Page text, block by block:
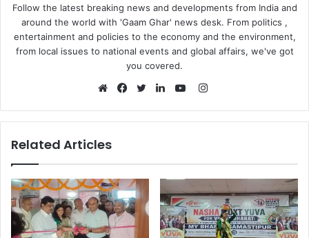
Follow the latest breaking news and developments from India and
around the world with 'Gaam Ghar' news desk. From politics ,
entertainment and policies to the economy and the environment,
from local issues to national events and global affairs, we've got
you covered.
Instagram
Related Articles